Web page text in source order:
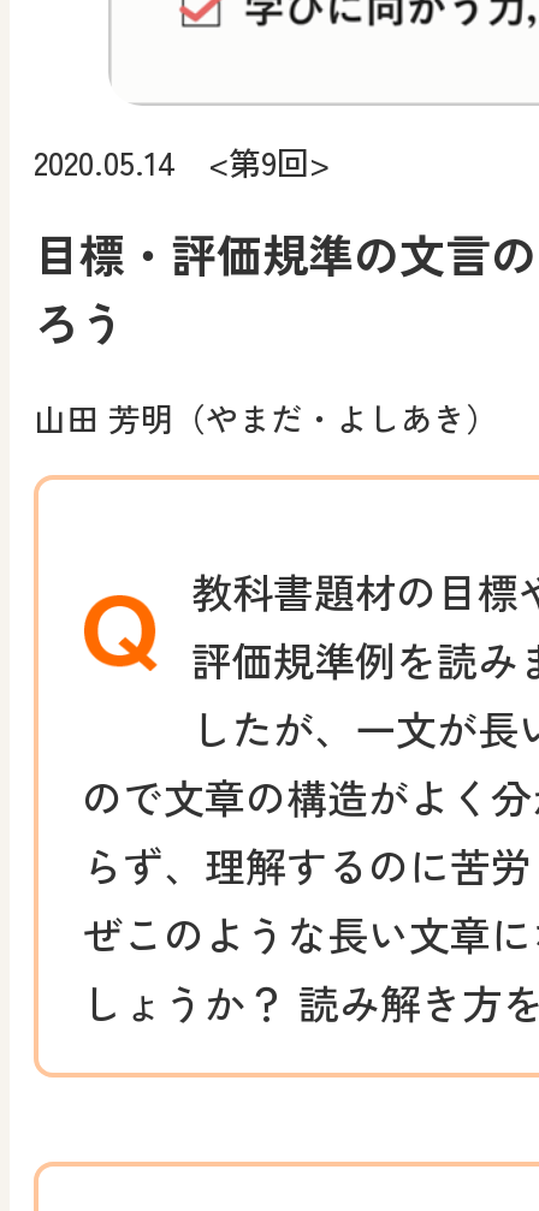
2020.05.14 <第9回>
目標・評価規準の文言
ろう
山田 芳明（やまだ・よしあき）
教科書題材の目標
評価規準例を読み
したが、一文が長
ので文章の構造がよく
らず、理解するのに苦
ぜこのような長い文章
しょうか？ 読み解き方